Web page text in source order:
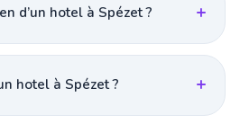
d’un hotel à Spézet ?
hotel à Spézet ?